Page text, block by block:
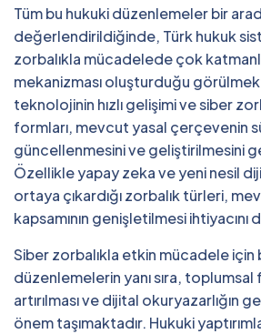
Tüm bu hukuki düzenlemeler bir
değerlendirildiğinde, Türk hukuk
zorbalıkla mücadelede çok
mekanizması oluşturduğu
teknolojinin hızlı gelişimi ve siber
formları, mevcut yasal çerçevenin
güncellenmesini ve geliştirilmesini
Özellikle yapay zeka ve yeni nesil
ortaya çıkardığı zorbalık türleri,
kapsamının genişletilmesi ihtiyacını
Siber zorbalıkla etkin mücadele için
düzenlemelerin yanı sıra, toplumsal
artırılması ve dijital okuryazarlığın
önem taşımaktadır. Hukuki